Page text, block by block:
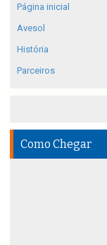
Página inicial
Avesol
História
Parceiros
Como Chegar